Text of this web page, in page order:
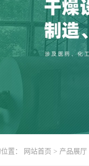
置： 网站首页 > 产品展厅